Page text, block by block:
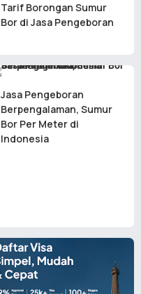
Tarif Borongan Sumur
Bor di Jasa Pengeboran
Jasa Pengeboran
Berpengalaman, Sumur
Bor Per Meter di
Indonesia